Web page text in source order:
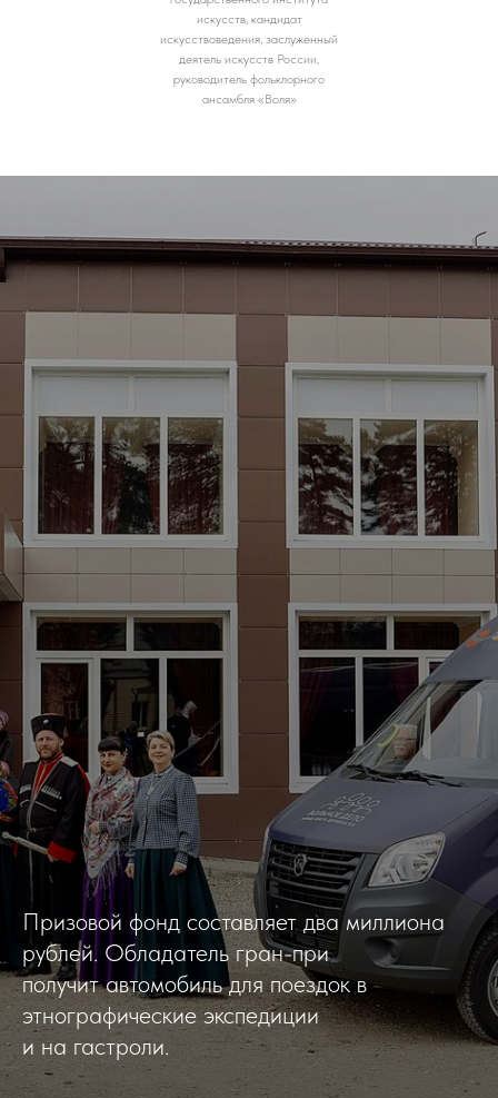
искусств, кандидат
искусствоведения, заслуженный
деятель искусств России,
руководитель фольклорного
ансамбля «Воля»
Призовой фонд составляет два миллиона
рублей. Обладатель гран-при
получит автомобиль для поездок в
этнографические экспедиции
и на гастроли.